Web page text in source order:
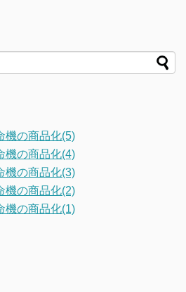
機の商品化(5)
機の商品化(4)
機の商品化(3)
機の商品化(2)
機の商品化(1)